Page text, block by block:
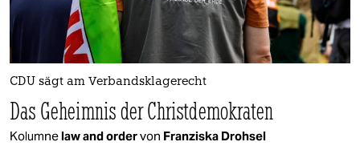
CDU sägt am Verbandsklagerecht
Das Geheimnis der Christdemokraten
Kolumnelaw and ordervon Franziska Drohsel